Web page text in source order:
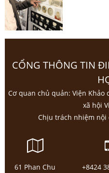
CỔNG THÔNG TIN
Cơ quan chủ quản: Viện Khảo
xã hội
Chịu trách nhiệm nội
61 Phan Chu
+8424